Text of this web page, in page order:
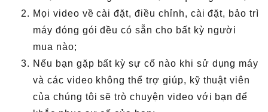
Mọi video về cài đặt, điều chỉnh, cài đặt, bảo trì
máy đóng gói đều có sẵn cho bất kỳ người
mua nào;
Nếu bạn gặp bất kỳ sự cố nào khi sử dụng máy
và các video không thể trợ giúp, kỹ thuật viên
của chúng tôi sẽ trò chuyện video với bạn để